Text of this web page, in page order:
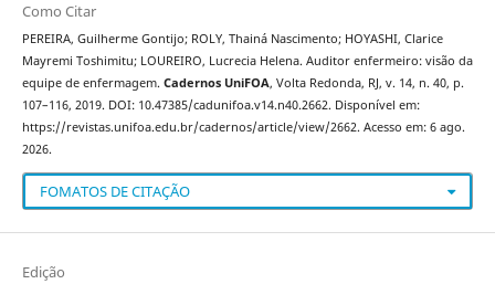
Como Citar
PEREIRA, Guilherme Gontijo; ROLY, Thainá Nascimento; HOYASHI, Clarice
Mayremi Toshimitu; LOUREIRO, Lucrecia Helena. Auditor enfermeiro: visão da
equipe de enfermagem. Cadernos UniFOA, Volta Redonda, RJ, v. 14, n. 40, p.
107–116, 2019. DOI: 10.47385/cadunifoa.v14.n40.2662. Disponível em:
https://revistas.unifoa.edu.br/cadernos/article/view/2662. Acesso em: 6 ago.
2026.
FOMATOS DE CITAÇÃO
Edição